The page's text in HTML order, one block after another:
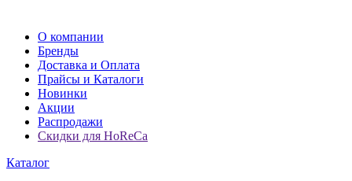
О компании
Бренды
Доставка и Оплата
Прайсы и Каталоги
Новинки
Акции
Распродажи
Скидки для HoReCa
Каталог